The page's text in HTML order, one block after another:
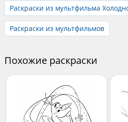
Раскраски из мультфильма
Раскраски из мультфильмов
Похожие раскраски